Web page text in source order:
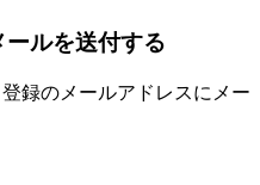
ルを送付する
録のメールアドレスにメー